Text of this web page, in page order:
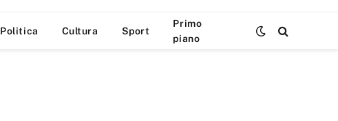
Politica Cultura Sport
Primo
piano